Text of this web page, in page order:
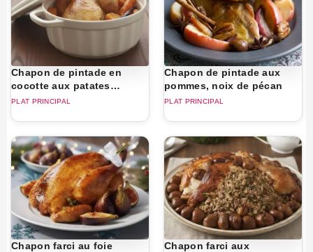
Chapon de pintade en
cocotte aux patates
douces vanillées
PLAT PRINCIPAL
Chapon de pintade aux
pommes, noix de pécan
PLAT PRINCIPAL
Chapon farci au foie
Chapon farci aux